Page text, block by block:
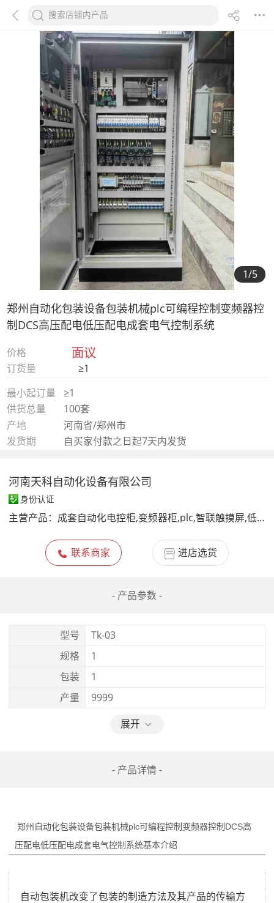
1/5
郑州自动化包装设备包装机械plc可编程控制变频器控
制DCS高压配电低压配电成套电气控制系统
价格 面议
订货量
≥1
最小起订量
≥1
供货总量
100套
产地
河南省/郑州市
发货期
自买家付款之日起7天内发货
河南天科自动化设备有限公司
身份认证
主营产品： 成套自动化电控柜,变频器柜,plc,智联触摸屏,低压配电柜,高压配电柜
联系商家 进店选货
- 产品参数 -
型号
Tk-03
规格
1
包装
1
产量
9999
展开
- 产品详情 -
郑州自动化包装设备包装机械plc可编程控制变频器控制DCS高
压配电低压配电成套电气控制系统